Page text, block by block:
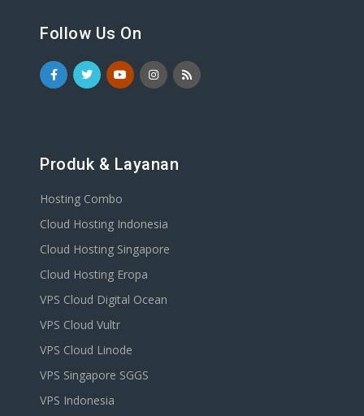
Follow Us On
Produk & Layanan
Hosting Combo
Cloud Hosting Indonesia
Cloud Hosting Singapore
Cloud Hosting Eropa
VPS Cloud Digital Ocean
VPS Cloud Vultr
VPS Cloud Linode
VPS Singapore SGGS
VPS Indonesia